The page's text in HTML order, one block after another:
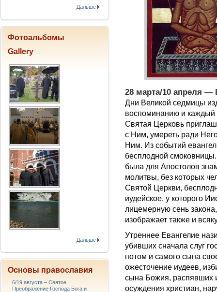
28 марта/10 апреля —
Дни Великой седмицы
воспоминанию и каждый
Святая Церковь
с Ним, умереть ради
Ним. Из событий
бесплодной
была для Апостолов
молитвы, без которых
Святой Церкви,
иудейское, у которого
лицемерную сень
изображает также и
Утреннее Евангелие
убивших сначала слуг
потом и самого сына
ожесточение иудеев,
сына Божия, распявших
осуждения христиан,
Дальше
Фотоальбомы
Gallery
Дальше
Основы православия
6/19 августа – Святое
Преображение Господа Бога и